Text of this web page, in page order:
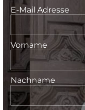
E-Mail Adresse
Vorname
Nachname